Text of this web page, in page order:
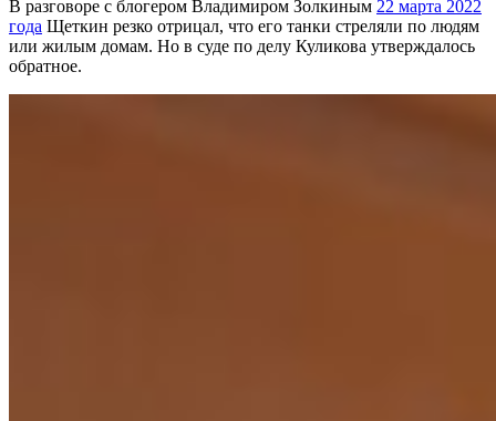
В разговоре с блогером Владимиром Золкиным 22 марта 2022
года Щеткин резко отрицал, что его танки стреляли по людям
или жилым домам. Но в суде по делу Куликова утверждалось
обратное.